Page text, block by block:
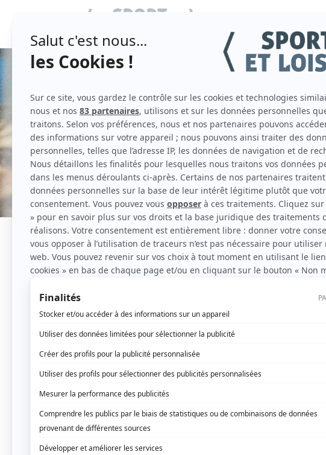
LE
J’ai découvert le handball après une séance
ce sport. On ne s’ennuie jamais sur le bord du
tir, une passe ou un contre.
La pratique du handball
Il y a trois aspects à maitriser et dans lesquels
êtretonique, agile et précis. On multiplie les
d’être en bonne condition que ça permet aussi
Au niveau technique, les entraînements nous font
Enfin, il y a un équilibre à trouver entre
bientravailler ensemble. Un beau but ou une
tactiques.